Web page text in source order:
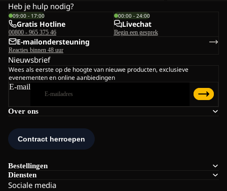
Over ons
Bestellingen
Diensten
Sociale media
Heb je hulp nodig?
09:00 - 17:00
Gratis Hotline
00800 - 965 375 46
00:00 - 24:00
Livechat
Begin een gesprek
E-mailondersteuning
Reacties binnen 48 uur
Nieuwsbrief
Wees als eerste op de hoogte van nieuwe producten, exclusieve
evenementen en online aanbiedingen
E-mail